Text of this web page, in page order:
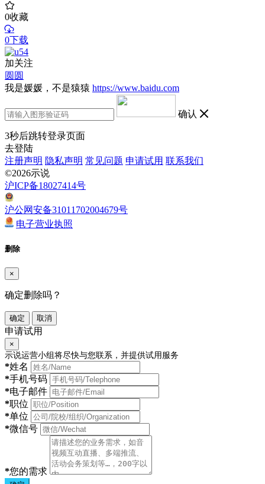
0收藏
0下载
加关注
圆圆
我是媛媛，不是猿猿 https://www.baidu.com
确认
3秒后跳转登录页面
去登陆
注册声明 隐私声明 常见问题 申请试用 联系我们
©2026示说
沪ICP备18027414号
沪公网安备31011702004679号
电子营业执照
删除
×
确定删除吗？
确定 取消
申请试用
×
示说运营小组将尽快与您联系，并提供试用服务
*姓名
*手机号码
*电子邮件
*职位
*单位
*微信号
*您的需求